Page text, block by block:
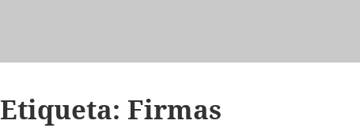
Etiqueta: Firmas